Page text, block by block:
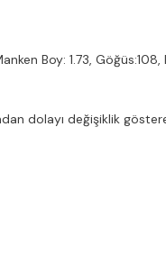
Boy: 1.73, Göğüs:108,
dolayı değişiklik